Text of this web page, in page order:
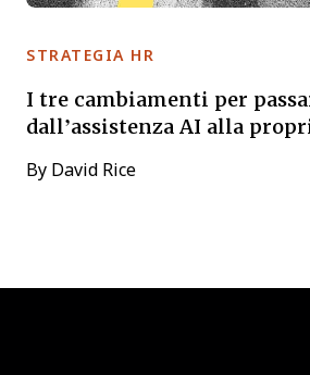
STRATEGIA HR
I tre cambiamenti per
dall’assistenza AI alla
By David Rice